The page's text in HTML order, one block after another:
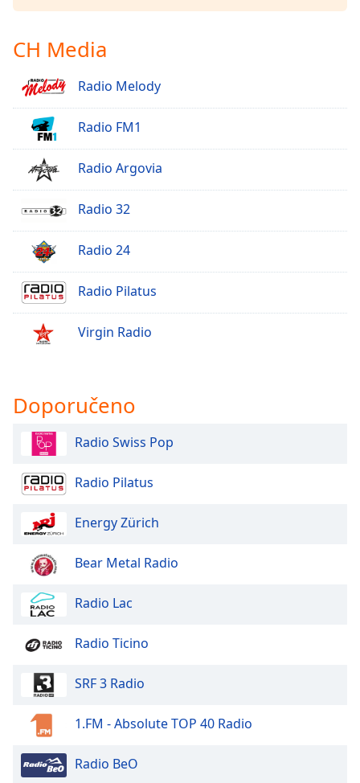
CH Media
Radio Melody
Radio FM1
Radio Argovia
Radio 32
Radio 24
Radio Pilatus
Virgin Radio
Doporučeno
Radio Swiss Pop
Radio Pilatus
Energy Zürich
Bear Metal Radio
Radio Lac
Radio Ticino
SRF 3 Radio
1.FM - Absolute TOP 40 Radio
Radio BeO